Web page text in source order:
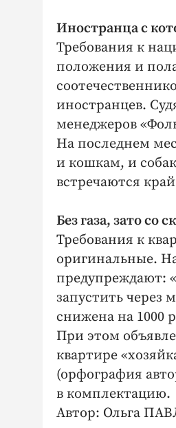
Иностранца с
Требования к
положения и
иностранцев.
менеджеров
На последнем
и кошкам, и
встречаются
Без газа, зато со
Требования к
оригинальные.
предупреждают:
запустить через
снижена на 1000
При этом
квартире
(орфография
в комплектацию.
Автор: Ольга